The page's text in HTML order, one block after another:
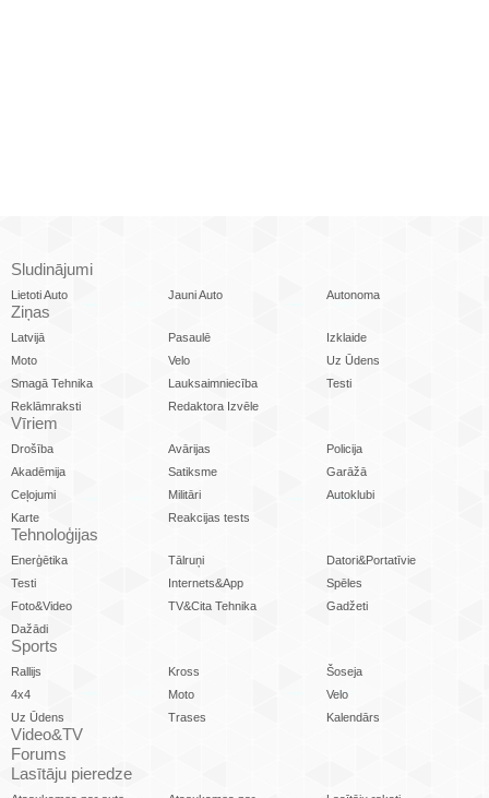
Sludinājumi
Lietoti Auto Jauni Auto Autonoma
Ziņas
Latvijā Pasaulē
Izklaide
Moto
Velo
Uz Ūdens
Smagā Tehnika
Lauksaimniecība
Testi
Reklāmraksti
Redaktora Izvēle
Vīriem
Drošība Avārijas
Policija
Akadēmija
Satiksme
Garāžā
Ceļojumi
Militāri
Autoklubi
Karte
Reakcijas tests
Tehnoloģijas
Enerģētika Tālruņi
Datori&Portatīvie
Testi
Internets&App
Spēles
Foto&Video
TV&Cita Tehnika
Gadžeti
Dažādi
Sports
Rallijs Kross
Šoseja
4x4
Moto
Velo
Uz Ūdens
Trases Kalendārs
Video&TV
Forums
Lasītāju pieredze